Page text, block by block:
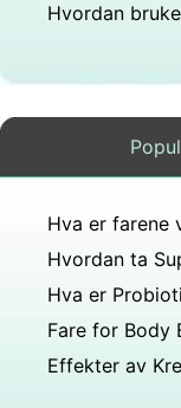
Hvordan
Hva er farene
Hvordan ta
Hva er
Effekter av